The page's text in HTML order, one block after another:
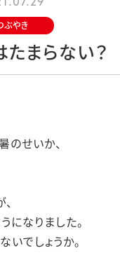
ぶやき
まらない？
のせいか、
になりました。
でしょうか。